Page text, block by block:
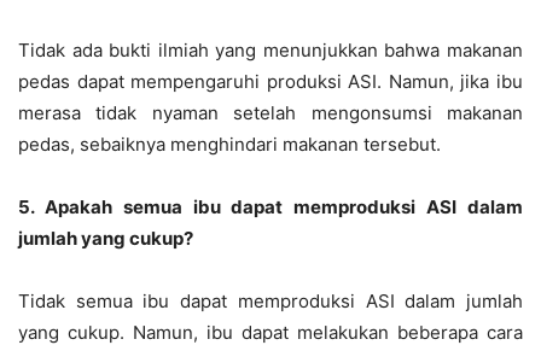
Tidak ada bukti ilmiah yang menunjukkan bahwa makanan
pedas dapat mempengaruhi produksi ASI. Namun, jika ibu
merasa tidak nyaman setelah mengonsumsi makanan
pedas, sebaiknya menghindari makanan tersebut.
5. Apakah semua ibu dapat memproduksi ASI dalam
jumlah yang cukup?
Tidak semua ibu dapat memproduksi ASI dalam jumlah
yang cukup. Namun, ibu dapat melakukan beberapa cara